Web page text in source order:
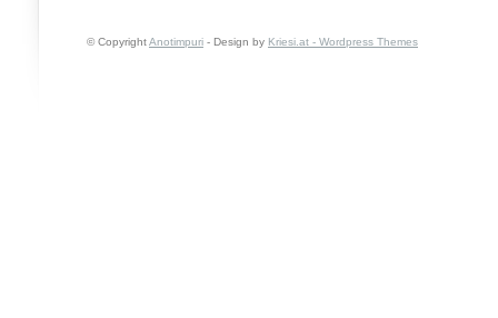
© CopyrightAnotimpuri - Design by Kriesi.at - Wordpress Themes